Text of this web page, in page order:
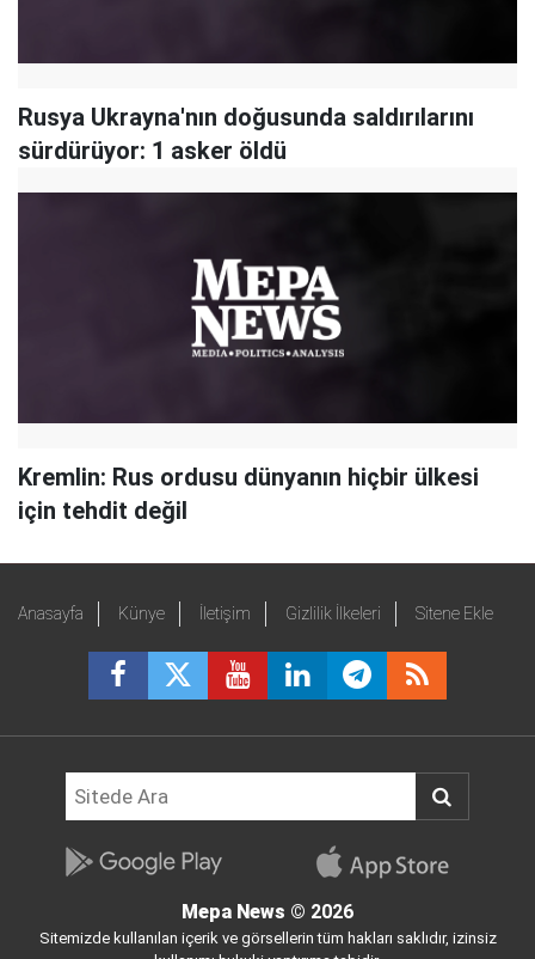
Rusya Ukrayna'nın doğusunda saldırılarını
sürdürüyor: 1 asker öldü
Kremlin: Rus ordusu dünyanın hiçbir ülkesi
için tehdit değil
Anasayfa Künye İletişim Gizlilik İlkeleri Sitene Ekle
Mepa News © 2026
Sitemizde kullanılan içerik ve görsellerin tüm hakları saklıdır, izinsiz